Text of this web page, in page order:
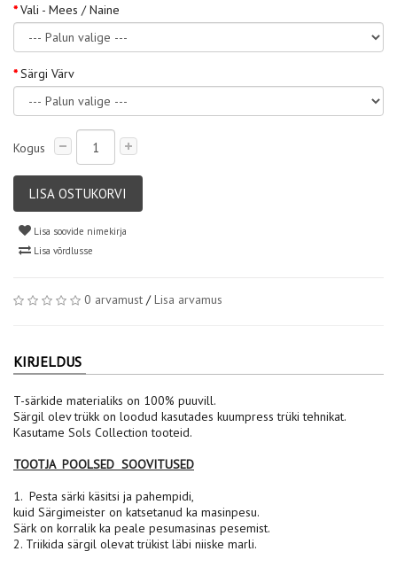
Vali - Mees / Naine
Särgi Värv
Kogus
LISA OSTUKORVI
Lisa soovide nimekirja
Lisa võrdlusse
0 arvamust /Lisa arvamus
KIRJELDUS
T-särkide materialiks on 100% puuvill.
Särgil olev trükk on loodud kasutades kuumpress trüki tehnikat.
Kasutame Sols Collection tooteid.
TOOTJA POOLSED SOOVITUSED
1. Pesta särki käsitsi ja pahempidi,
kuid Särgimeister on katsetanud ka masinpesu.
Särk on korralik ka peale pesumasinas pesemist.
2. Triikida särgil olevat trükist läbi niiske marli.